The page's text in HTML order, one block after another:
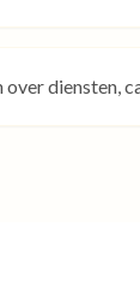
diensten,